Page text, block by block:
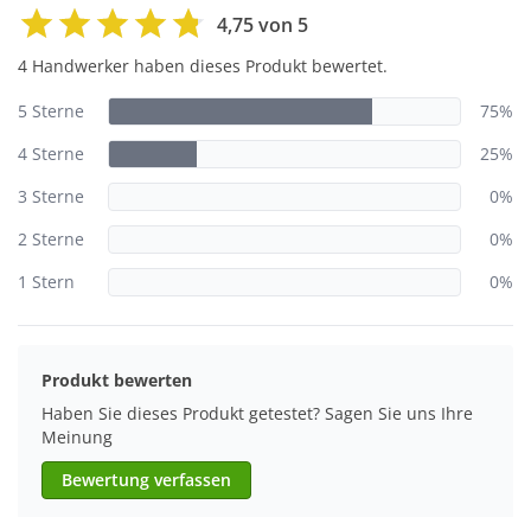
4,75 von 5
4 Handwerker haben dieses Produkt bewertet.
5 Sterne
75%
4 Sterne
25%
3 Sterne
0%
2 Sterne
0%
1 Stern
0%
Produkt bewerten
Haben Sie dieses Produkt getestet? Sagen Sie uns Ihre
Meinung
Bewertung verfassen